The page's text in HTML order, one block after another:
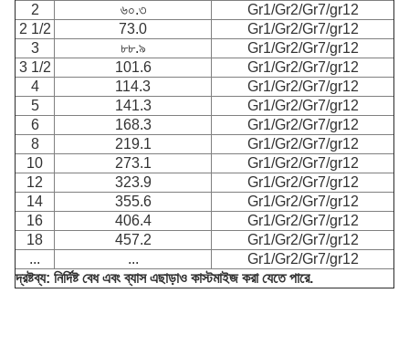
2 ৬০.৩
Gr1/Gr2/Gr7/gr12
2 1/2
73.0
Gr1/Gr2/Gr7/gr12
3
৮৮.৯
Gr1/Gr2/Gr7/gr12
3 1/2
101.6
Gr1/Gr2/Gr7/gr12
4
114.3
Gr1/Gr2/Gr7/gr12
5
141.3
Gr1/Gr2/Gr7/gr12
6
168.3
Gr1/Gr2/Gr7/gr12
8
219.1
Gr1/Gr2/Gr7/gr12
10
273.1
Gr1/Gr2/Gr7/gr12
12
323.9
Gr1/Gr2/Gr7/gr12
14
355.6
Gr1/Gr2/Gr7/gr12
16
406.4
Gr1/Gr2/Gr7/gr12
18
457.2
Gr1/Gr2/Gr7/gr12
...
...
Gr1/Gr2/Gr7/gr12
দ্রষ্টব্য: নির্দিষ্ট বেধ এবং ব্যাস এছাড়াও কাস্টমাইজ করা যেতে পারে.